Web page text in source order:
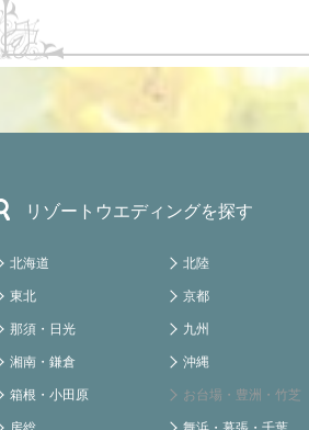
リゾートウエディングを探す
北海道
東北
那須・日光
湘南・鎌倉
箱根・小田原
北陸
京都
九州
沖縄
お台場・豊洲・竹芝